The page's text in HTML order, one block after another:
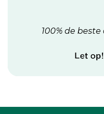
100% de